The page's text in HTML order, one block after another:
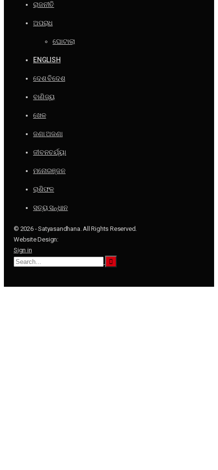
ରାଜନୀତି
ଅପରାଧ
ଘୋଟାଲା
ENGLISH
ଦେଶ ବିଦେଶ
ବାଣିଜ୍ୟ
ଖେଳ
ଜଣା ଅଜଣା
ଜୀବନଚର୍ଯ୍ୟା
ମନୋରଞ୍ଜନ
ରାଶିଫଳ
ସତ୍ୟ ସନ୍ଧାନ
© 2026 - Satyasandhana. All Rights Reserved.
Website Design:
Sign in